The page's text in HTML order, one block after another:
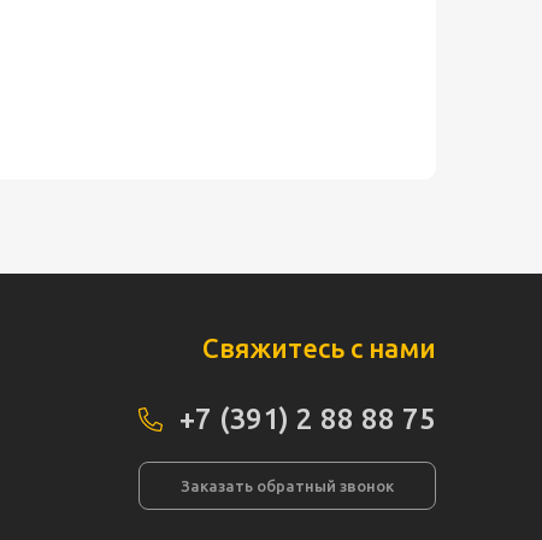
Свяжитесь с нами
+7 (391) 2 88 88 75
Заказать обратный звонок